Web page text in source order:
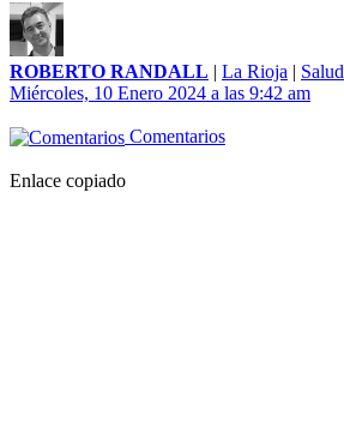
ROBERTO RANDALL | La Rioja | Salud
Miércoles, 10 Enero 2024 a las 9:42 am
Comentarios
Enlace copiado